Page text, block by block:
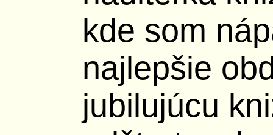
kde som
najlepšie
jubilujúcu